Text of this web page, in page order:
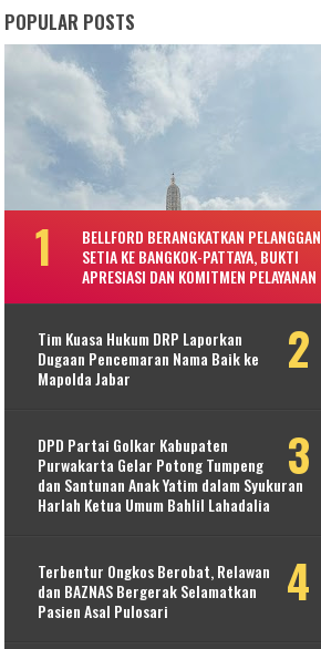
POPULAR POSTS
BELLFORD BERANGKATKAN PELANGGAN
SETIA KE BANGKOK-PATTAYA, BUKTI
APRESIASI DAN KOMITMEN PELAYANAN
Tim Kuasa Hukum DRP Laporkan
Dugaan Pencemaran Nama Baik ke
Mapolda Jabar
DPD Partai Golkar Kabupaten
Purwakarta Gelar Potong Tumpeng
dan Santunan Anak Yatim dalam Syukuran
Harlah Ketua Umum Bahlil Lahadalia
Terbentur Ongkos Berobat, Relawan
dan BAZNAS Bergerak Selamatkan
Pasien Asal Pulosari